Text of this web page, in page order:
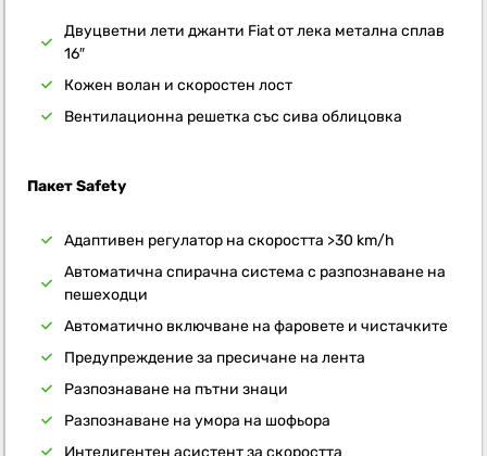
Двуцветни лети джанти Fiat от лека метална сплав
16″
Кожен волан и скоростен лост
Вентилационна решетка със сива облицовка
Пакет Safety
Адаптивен регулатор на скоростта >30 km/h
Автоматична спирачна система с разпознаване на
пешеходци
Автоматично включване на фаровете и чистачките
Предупреждение за пресичане на лента
Разпознаване на пътни знаци
Разпознаване на умора на шофьора
Интелигентен асистент за скоростта